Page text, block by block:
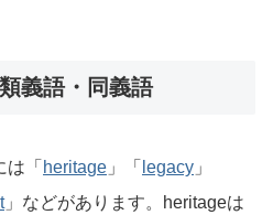
義語・同義語
「 heritage 」「 legacy 」
」などがあります。heritageは